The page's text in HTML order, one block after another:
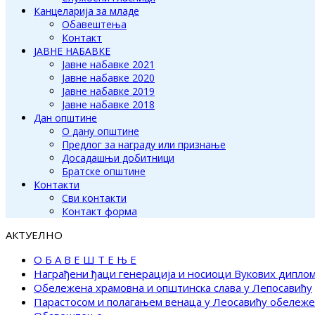
Канцеларија за младе
Обавештења
Контакт
ЈАВНЕ НАБАВКЕ
Јавне набавке 2021
Јавне набавке 2020
Јавне набавке 2019
Јавне набавке 2018
Дан општине
О дану општине
Предлог за награду или признање
Досадашњи добитници
Братске општине
Контакти
Сви контакти
Контакт форма
АКТУЕЛНО
О Б А В Е Ш Т Е Њ Е
Награђени ђаци генерација и носиоци Вукових
Обележена храмовна и општинска слава у Лепосавићу
Парастосом и полагањем венаца у Леосавићу